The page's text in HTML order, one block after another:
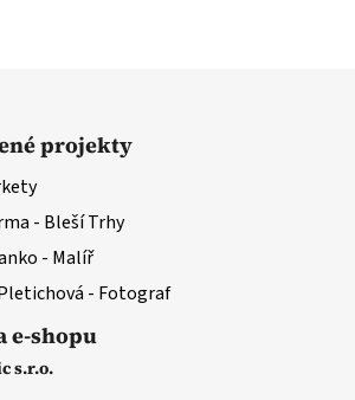
d
v
projekty
- Bleší Trhy
- Malíř
- Fotograf
e-shopu
s.r.o.